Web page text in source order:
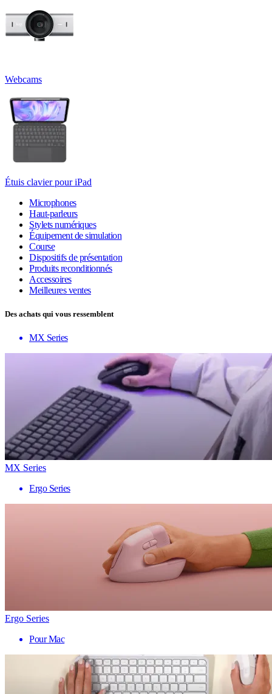
Webcams
Étuis clavier pour iPad
Microphones
Haut-parleurs
Stylets numériques
Équipement de simulation
Course
Dispositifs de présentation
Produits reconditionnés
Accessoires
Meilleures ventes
Des achats qui vous ressemblent
MX Series
MX Series
Ergo Series
Ergo Series
Pour Mac